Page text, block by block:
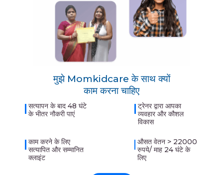
मुझे Momkidcare के साथ क्यों
काम करना चाहिए
सत्यापन के बाद 48 घंटे
के भीतर नौकरी पाएं
ट्रेनर द्वारा आपका
व्यवहार और कौशल
विकास
काम करने के लिए
सत्यापित और सम्मानित
क्लाइंट
औसत वेतन > 22000
रुपये/ माह 24 घंटे के
लिए